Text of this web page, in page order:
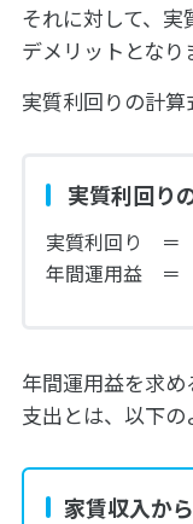
それに対して、
デメリットとなり
実質利回りの計算
実質利回り
実質利回り
年間運用益 ＝
年間運用益を求
支出とは、以下の
家賃収入か